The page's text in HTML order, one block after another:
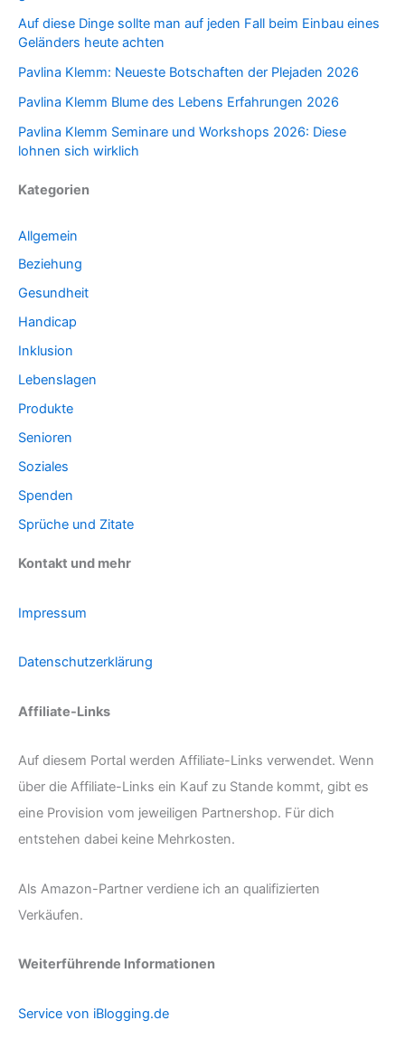
Auf diese Dinge sollte man auf jeden Fall beim Einbau eines
Geländers heute achten
Pavlina Klemm: Neueste Botschaften der Plejaden 2026
Pavlina Klemm Blume des Lebens Erfahrungen 2026
Pavlina Klemm Seminare und Workshops 2026: Diese
lohnen sich wirklich
Kategorien
Allgemein
Beziehung
Gesundheit
Handicap
Inklusion
Lebenslagen
Produkte
Senioren
Soziales
Spenden
Sprüche und Zitate
Kontakt und mehr
Impressum
Datenschutzerklärung
Affiliate-Links
Auf diesem Portal werden Affiliate-Links verwendet. Wenn
über die Affiliate-Links ein Kauf zu Stande kommt, gibt es
eine Provision vom jeweiligen Partnershop. Für dich
entstehen dabei keine Mehrkosten.
Als Amazon-Partner verdiene ich an qualifizierten
Verkäufen.
Weiterführende Informationen
Service von iBlogging.de